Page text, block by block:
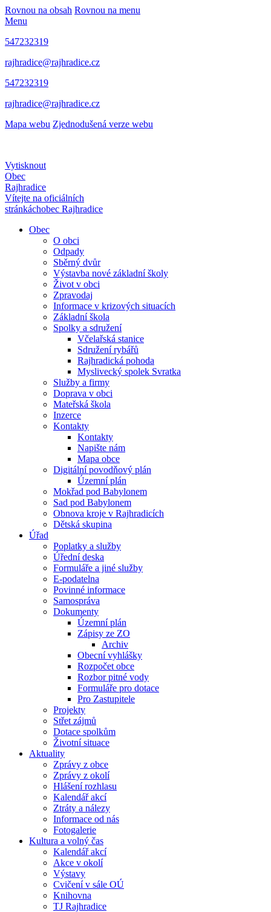
Rovnou na obsah Rovnou na menu
Menu
547232319
rajhradice@rajhradice.cz
547232319
rajhradice@rajhradice.cz
Mapa webu Zjednodušená verze webu
Vytisknout
Obec
Rajhradice
Vítejte na oficiálních
stránkáchobec Rajhradice
Obec
O obci
Odpady
Sběrný dvůr
Výstavba nové základní školy
Život v obci
Zpravodaj
Informace v krizových situacích
Základní škola
Spolky a sdružení
Včelařská stanice
Sdružení rybářů
Rajhradická pohoda
Myslivecký spolek Svratka
Služby a firmy
Doprava v obci
Mateřská škola
Inzerce
Kontakty
Kontakty
Napište nám
Mapa obce
Digitální povodňový plán
Územní plán
Mokřad pod Babylonem
Sad pod Babylonem
Obnova kroje v Rajhradicích
Dětská skupina
Úřad
Poplatky a služby
Úřední deska
Formuláře a jiné služby
E-podatelna
Povinné informace
Samospráva
Dokumenty
Územní plán
Zápisy ze ZO
Archiv
Obecní vyhlášky
Rozpočet obce
Rozbor pitné vody
Formuláře pro dotace
Pro Zastupitele
Projekty
Střet zájmů
Dotace spolkům
Životní situace
Aktuality
Zprávy z obce
Zprávy z okolí
Hlášení rozhlasu
Kalendář akcí
Ztráty a nálezy
Informace od nás
Fotogalerie
Kultura a volný čas
Kalendář akcí
Akce v okolí
Výstavy
Cvičení v sále OÚ
Knihovna
TJ Rajhradice